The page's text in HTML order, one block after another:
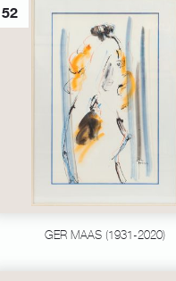
52
GER MAAS (1931-2020)